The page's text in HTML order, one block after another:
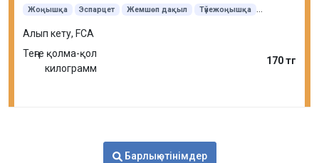
Жоңышқа Эспарцет Жемшөп дақыл
Түйежоңышқа
Алып кету, FCA
Теңге қолма-қол
килограмм
170 тг
Барлық өтінімдер